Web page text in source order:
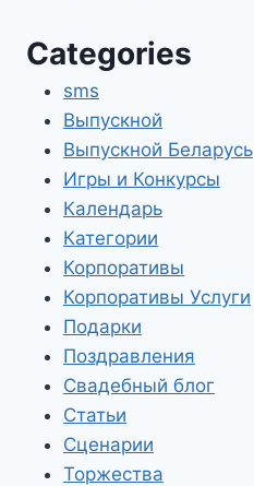
Categories
sms
Выпускной
Выпускной Беларусь
Игры и Конкурсы
Календарь
Категории
Корпоративы
Корпоративы Услуги
Подарки
Поздравления
Свадебный блог
Статьи
Сценарии
Торжества